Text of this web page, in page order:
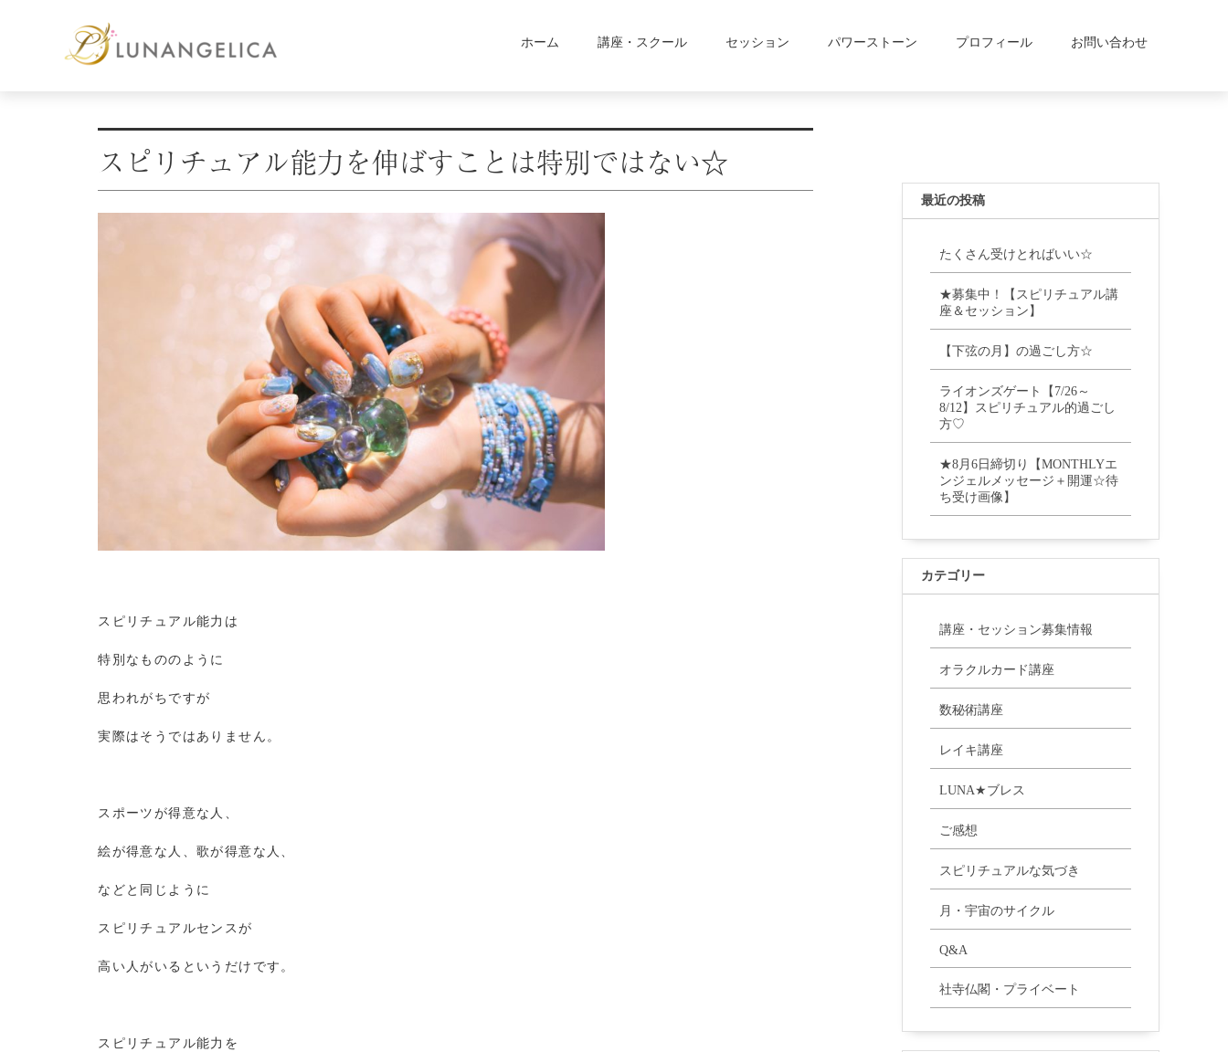
ホーム 講座・スクール セッション パワーストーン プロフィール お問い合わせ
スピリチュアル能力を伸ばすことは特別ではない☆
スピリチュアル能力は
特別なもののように
思われがちですが
実際はそうではありません。
スポーツが得意な人、
絵が得意な人、歌が得意な人、
などと同じように
スピリチュアルセンスが
高い人がいるというだけです。
スピリチュアル能力を
最近の投稿
たくさん受けとればいい☆
★募集中！【スピリチュアル講
座＆セッション】
【下弦の月】の過ごし方☆
ライオンズゲート【7/26～
8/12】スピリチュアル的過ごし
方♡
★8月6日締切り【MONTHLYエ
ンジェルメッセージ＋開運☆待
ち受け画像】
カテゴリー
講座・セッション募集情報
オラクルカード講座
数秘術講座
レイキ講座
LUNA★ブレス
ご感想
スピリチュアルな気づき
月・宇宙のサイクル
Q&A
社寺仏閣・プライベート